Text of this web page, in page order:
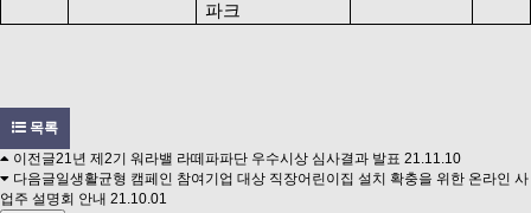
파크
목록
이전글21년 제2기 워라밸 라떼파파단 우수시상 심사결과 발표 21.11.10
다음글일생활균형 캠페인 참여기업 대상 직장어린이집 설치 확충을 위한 온라인 사
업주 설명회 안내 21.10.01